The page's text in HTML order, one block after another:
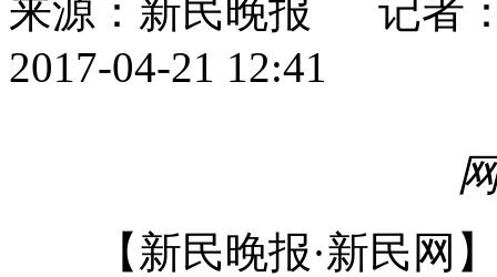
来源：新民晚报
记者
2017-04-21 12:41
【新民晚报·新民网】